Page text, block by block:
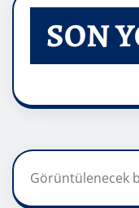
SON
Görüntülenecek